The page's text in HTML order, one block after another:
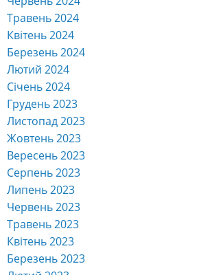
Травень 2025
Квітень 2025
Березень 2025
Лютий 2025
Січень 2025
Грудень 2024
Листопад 2024
Жовтень 2024
Вересень 2024
Серпень 2024
Липень 2024
Червень 2024
Травень 2024
Квітень 2024
Березень 2024
Лютий 2024